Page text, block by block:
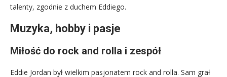
talenty, zgodnie z duchem Eddiego.
Muzyka, hobby i pasje
Miłość do rock and rolla i zespół
Eddie Jordan był wielkim pasjonatem rock and rolla. Sam grał